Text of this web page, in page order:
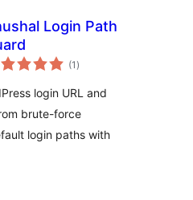
Login Path
(1 celkové
hodnocení
)
login URL and
brute-force
login paths with